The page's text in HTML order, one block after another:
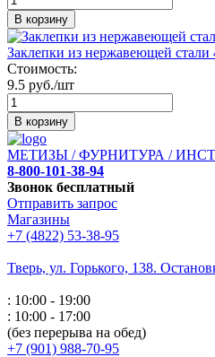
В корзину
Заклепки из нержавеющей
Стоимость:
9.5 руб./шт
В корзину
МЕТИЗЫ / ФУРНИТУРА /
8-800-101-38-94
Звонок бесплатный
Отправить запрос
Магазины
+7 (4822) 53-38-95
Тверь, ул. Горького, 138.
: 10:00 - 19:00
: 10:00 - 17:00
(без перерыва на обед)
+7 (901) 988-70-95